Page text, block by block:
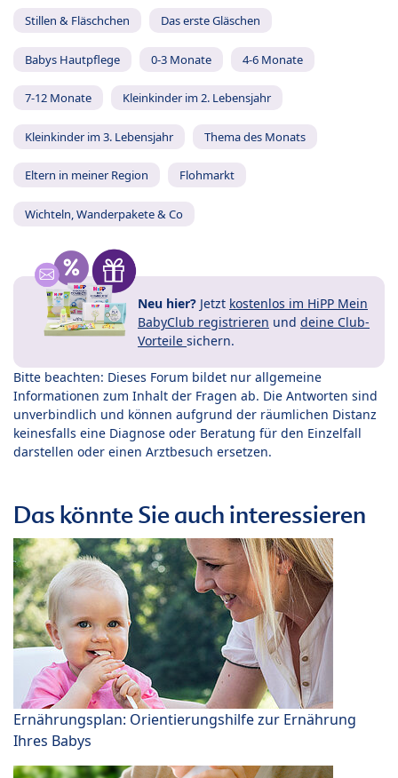
Stillen & Fläschchen Das erste Gläschen
Babys Hautpflege 0-3 Monate 4-6 Monate
7-12 Monate Kleinkinder im 2. Lebensjahr
Kleinkinder im 3. Lebensjahr Thema des Monats
Eltern in meiner Region Flohmarkt
Wichteln, Wanderpakete & Co
Neu hier? Jetzt kostenlos im HiPP Mein
BabyClub registrieren und deine Club-
Vorteile sichern.
Bitte beachten: Dieses Forum bildet nur allgemeine
Informationen zum Inhalt der Fragen ab. Die Antworten sind
unverbindlich und können aufgrund der räumlichen Distanz
keinesfalls eine Diagnose oder Beratung für den Einzelfall
darstellen oder einen Arztbesuch ersetzen.
Das könnte Sie auch interessieren
Ernährungsplan: Orientierungshilfe zur Ernährung
Ihres Babys